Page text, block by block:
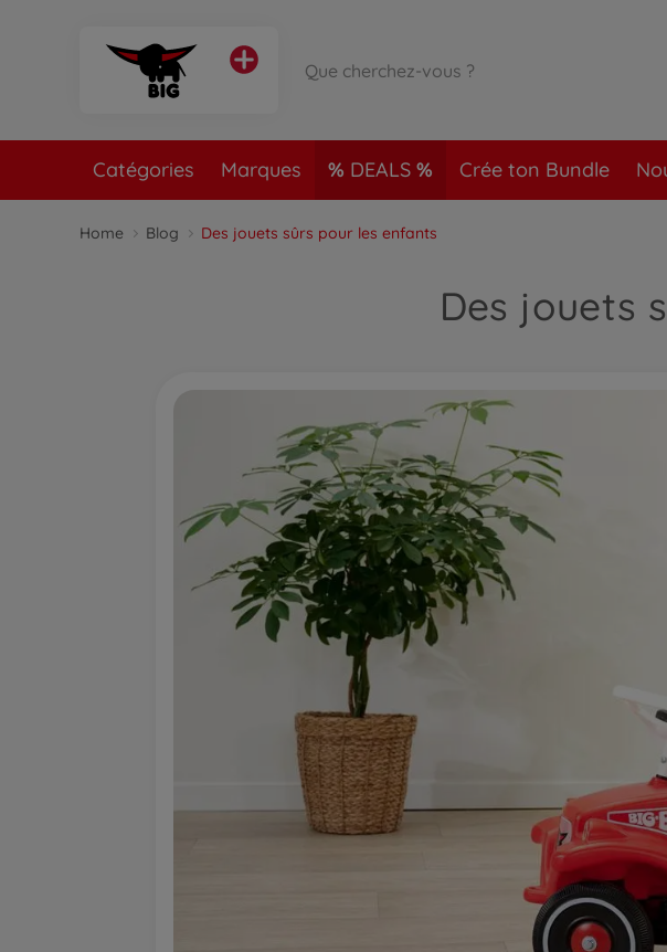
Catégories Marques DEALS Crée ton Bundle
Home Blog Des jouets sûrs pour les enfants
Des jouets